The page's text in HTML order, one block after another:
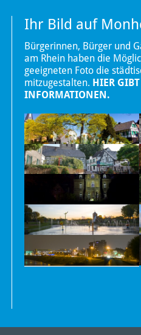
Ihr Bild auf
Bürgerinnen, Bürger und
am Rhein haben die
geeigneten Foto die
mitzugestalten. HIER
INFORMATIONEN.